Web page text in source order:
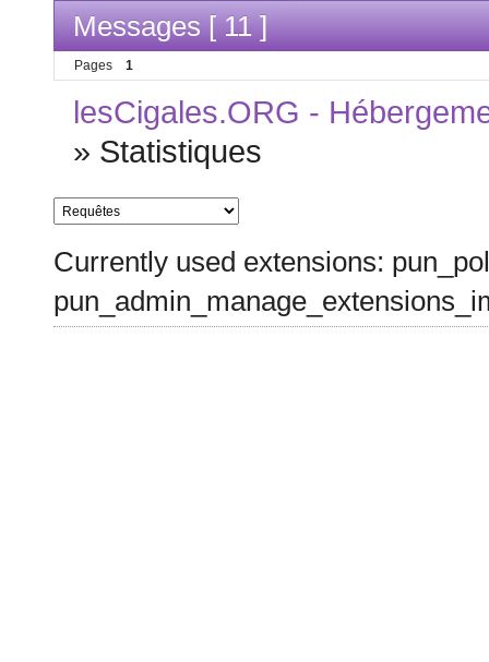
Messages [ 11 ]
Pages 1
lesCigales.ORG -
» Statistiques
Currently used extensions: